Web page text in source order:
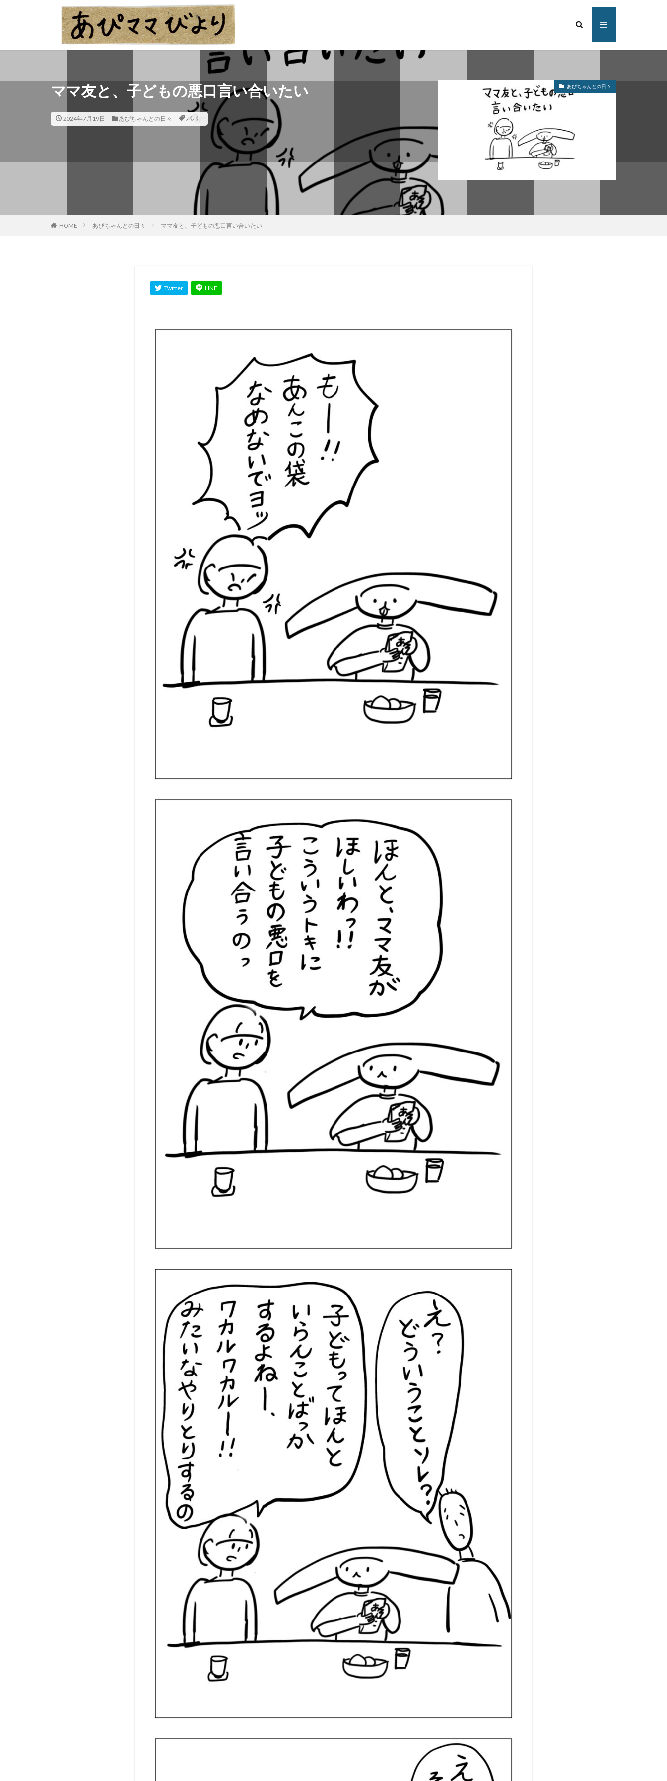
ママ友と、子どもの悪口言い合いたい
2024年7月19日 あぴちゃんとの日々 パパ
あぴちゃんとの日々
HOME あぴちゃんとの日々 ママ友と、子どもの悪口言い合いたい